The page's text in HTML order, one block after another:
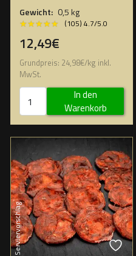
Gewicht: 0,5 kg
★★★★★
★★★★★ (105) 4.7/5.0
12,49€
Grundpreis: 24,98€/kg inkl.
MwSt.
In den
Warenkorb
Serviervorschlag